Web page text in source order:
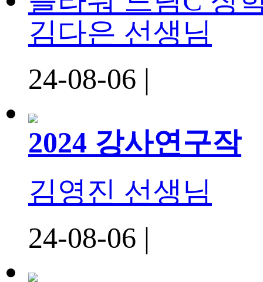
김다은 선생님
24-08-06 |
2024 강사연구작
김영진 선생님
24-08-06 |